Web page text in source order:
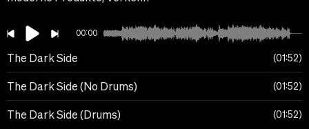
00:00
The Dark Side 01:52
The Dark Side (No Drums) 01:52
The Dark Side (Drums) 01:52